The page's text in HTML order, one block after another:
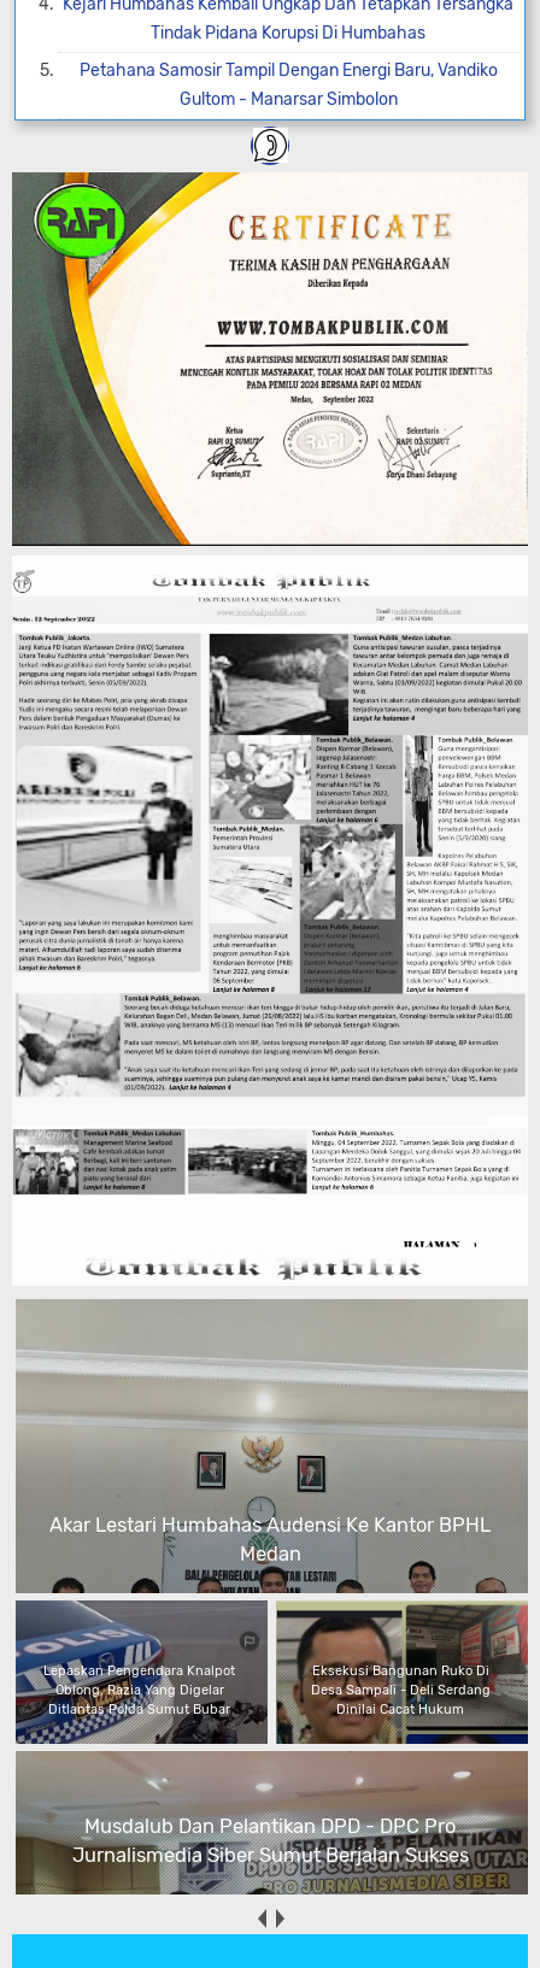
Tindak Pidana Korupsi Di Humbahas
Petahana Samosir Tampil Dengan Energi Baru, Vandiko
Gultom - Manarsar Simbolon
Akar Lestari Humbahas Audensi Ke Kantor BPHL
Medan
Lepaskan Pengendara Knalpot
Oblong, Razia Yang Digelar
Ditlantas Polda Sumut Bubar
Eksekusi Bangunan Ruko Di
Desa Sampali - Deli Serdang
Dinilai Cacat Hukum
Musdalub Dan Pelantikan DPD - DPC Pro
Jurnalismedia Siber Sumut Berjalan Sukses